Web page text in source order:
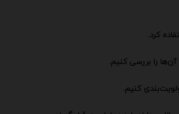
را بررسی کنیم.
کنیم.